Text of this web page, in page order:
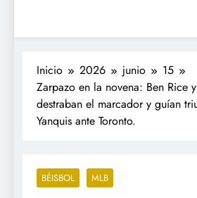
•
Digital"
#deportealdiard
Inicio 2026 junio
15
Zarpazo en la novena: Ben Rice
destraban el marcador y guían
Yanquis ante Toronto.
BÉISBOL MLB